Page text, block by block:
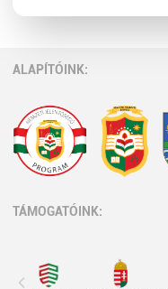
ALAPÍTÓINK:
TÁMOGATÓINK: